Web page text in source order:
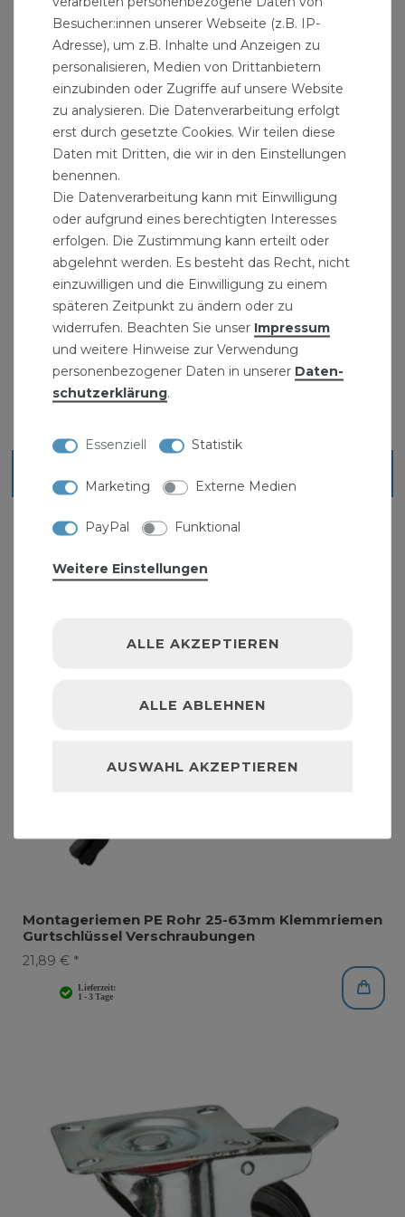
Form: Kupplung
Nennweite: DN25
Material: PE Kunststoff
DVGW-Zulassung
Herstellernummer: 130232
Lieferumfang: PE Rohr Kupplung
Verschraubung 32 mm 1 Zoll Muffe
Passende PE-Rohre und PE-Trinkwasserrohre
finden sie in unserem Sortiment und weitere
Montageriemen PE Rohr 25-63mm Klemmriemen
Gurtschlüssel Verschraubungen
21,89 € *
Besucher:innen unserer Webseite (z.B. IP-
Adresse), um z.B. Inhalte und Anzeigen zu
personalisieren, Medien von Drittanbietern
einzubinden oder Zugriffe auf unsere Website
zu analysieren. Die Datenverarbeitung erfolgt
erst durch gesetzte Cookies. Wir teilen diese
Daten mit Dritten, die wir in den Einstellungen
benennen.
Die Datenverarbeitung kann mit Einwilligung
oder aufgrund eines berechtigten Interesses
erfolgen. Die Zustimmung kann erteilt oder
abgelehnt werden. Es besteht das Recht, nicht
einzuwilligen und die Einwilligung zu einem
späteren Zeitpunkt zu ändern oder zu
widerrufen. Beachten Sie unser Impressum
und weitere Hinweise zur Verwendung
personenbezogener Daten in unserer Daten­
schutz­erklärung.
Essenziell Statistik
Marketing Externe Medien
PayPal Funktional
Weitere Einstellungen
ALLE AKZEPTIEREN
ALLE ABLEHNEN
AUSWAHL AKZEPTIEREN